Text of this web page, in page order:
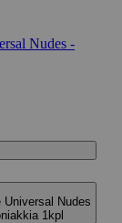
Nudes -
Nudes
1kpl